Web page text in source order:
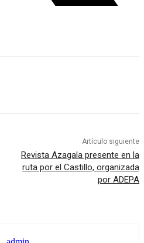
Artículo siguiente
Revista Azagala presente en la
ruta por el Castillo, organizada
por ADEPA